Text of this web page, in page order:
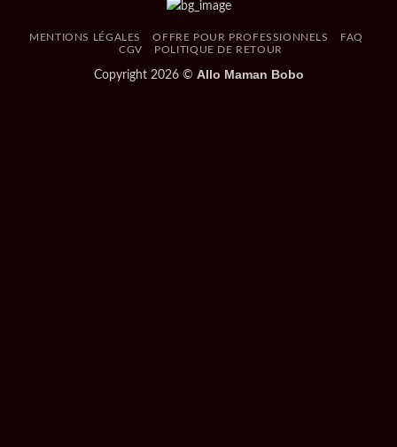
MENTIONS LÉGALES OFFRE POUR PROFESSIONNELS
FAQ
CGV
POLITIQUE DE RETOUR
Copyright 2026 © Allo Maman Bobo